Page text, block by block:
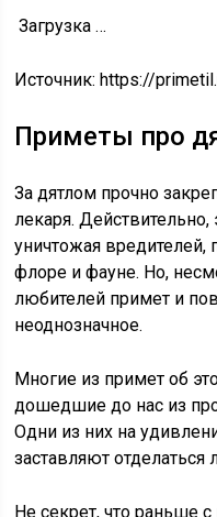
Загрузка …
Источник:https://
Приметы про
За дятлом прочно
лекаря. Действительно,
уничтожая вредителей,
флоре и фауне. Но,
любителей примет и
неоднозначное.
Многие из примет об
дошедшие до нас из
Одни из них на
заставляют отделаться
Не секрет, что раньше